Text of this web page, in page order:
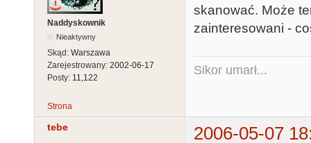
Naddyskownik
Nieaktywny
Skąd: Warszawa
Zarejestrowany: 2002-06-17
Posty: 11,122
skanować. Może
zainteresowani -
Sikor umarł...
Strona
tebe 2006-05-07